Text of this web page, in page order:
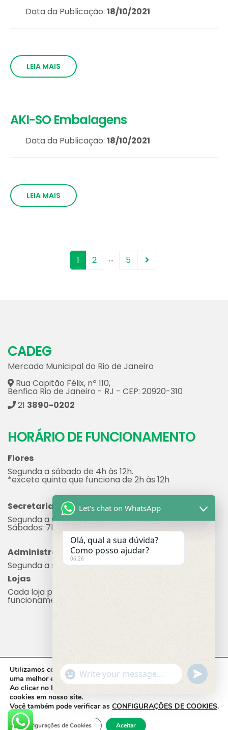
Data da Publicação: 18/10/2021
LEIA MAIS
AKI-SO Embalagens
Data da Publicação: 18/10/2021
LEIA MAIS
1 2 … 5
CADEG
Mercado Municipal do Rio de Janeiro
Rua Capitão Félix, nº 110,
Benfica Rio de Janeiro - RJ - CEP: 20920-310
21 3890-0202
HORÁRIO DE FUNCIONAMENTO
Flores
Segunda a sábado de 4h às 12h.
*exceto quinta que funciona de 2h às 12h
Secretaria
Segunda a sexta: 7h às 17h
Sábados: 7h às 12h
Administração
Segunda a sexta: 8h às 17h
Lojas
Cada loja possui seu próprio horário de
funcionamento.
CADEG © 2023 - Todos os direitos reservados.
Desenvolvido por Molin Space.
Utilizamos cookies em nosso site, que nos ajudam a oferecer
uma melhor experiência de navegação.
Ao clicar no botão
cookies em nosso site.
Você também pode verificar as CONFIGURAÇÕES DE COOKIES.
Aceitar
Configurações de Cookies
Let's chat on WhatsApp
Olá, qual a sua dúvida?
Como posso ajudar?
06:26
"+chaty_settings.lang.emoji_picker+"
WhatsApp Message